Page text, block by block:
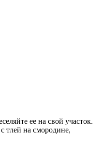
ее на свой участок.
тлей на смородине,